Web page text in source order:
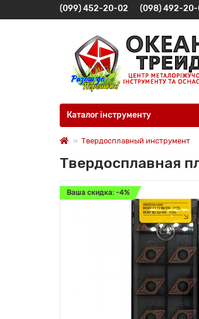
(099) 452-20-02 (098) 492-20-
Каталог інструменту
Твердосплавный инструмент
Твердосплавная
Ваша скидка: -4%